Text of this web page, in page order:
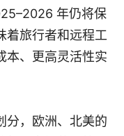
年仍将保
着旅行者和远程工
本、更高灵活性实
分，欧洲、北美的